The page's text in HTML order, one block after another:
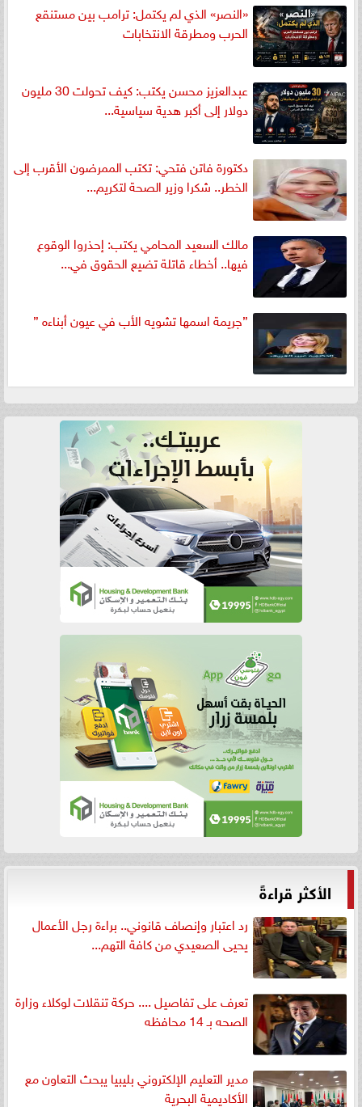
«النصر» الذي لم يكتمل: ترامب بين مستنقع
الحرب ومطرقة الانتخابات
عبدالعزيز محسن يكتب: كيف تحولت 30 مليون
دولار إلى أكبر هدية سياسية...
دكتورة فاتن فتحي: تكتب الممرضون الأقرب إلى
الخطر.. شكرا وزير الصحة لتكريم...
مالك السعيد المحامي يكتب: إحذروا الوقوع
فيها.. أخطاء قاتلة تضيع الحقوق في...
”جريمة اسمها تشويه الأب في عيون أبناءه ”
الأكثر قراءةً
رد اعتبار وإنصاف قانوني.. براءة رجل الأعمال
يحيى الصعيدي من كافة التهم...
تعرف على تفاصيل .... حركة تنقلات لوكلاء وزارة
الصحه بـ 14 محافظه
مدير التعليم الإلكتروني بليبيا يبحث التعاون مع
الأكاديمية البحرية